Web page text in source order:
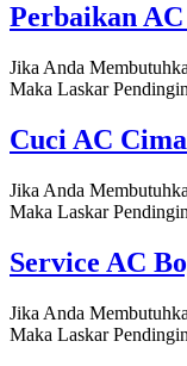
Perbaikan
Jika Anda
Maka Laskar
Cuci AC
Jika Anda
Maka Laskar
Service AC
Jika Anda
Maka Laskar